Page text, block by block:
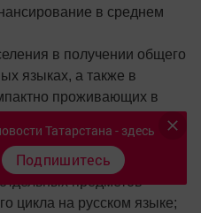
в среднем
в получении общего
языках, а также в
проживающих в
десятилетий
национальных школ:
с татарским языком
предметов
цикла на русском языке;
Татарстана - здесь
Подпишитесь